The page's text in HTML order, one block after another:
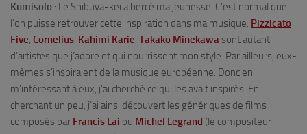
Kumisolo : Le Shibuya-kei a bercé ma jeunesse. C’est normal que
l’on puisse retrouver cette inspiration dans ma musique. Pizzicato
Five, Cornelius, Kahimi Karie, Takako Minekawa sont autant
d’artistes que j’adore et qui nourrissent mon style. Par ailleurs, eux-
mêmes s’inspiraient de la musique européenne. Donc en
m’intéressant à eux, j’ai cherché ce qui les avait inspirés. En
cherchant un peu, j’ai ainsi découvert les génériques de films
composés par Francis Lai ou Michel Legrand (le compositeur